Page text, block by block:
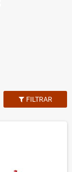
FILTRAR